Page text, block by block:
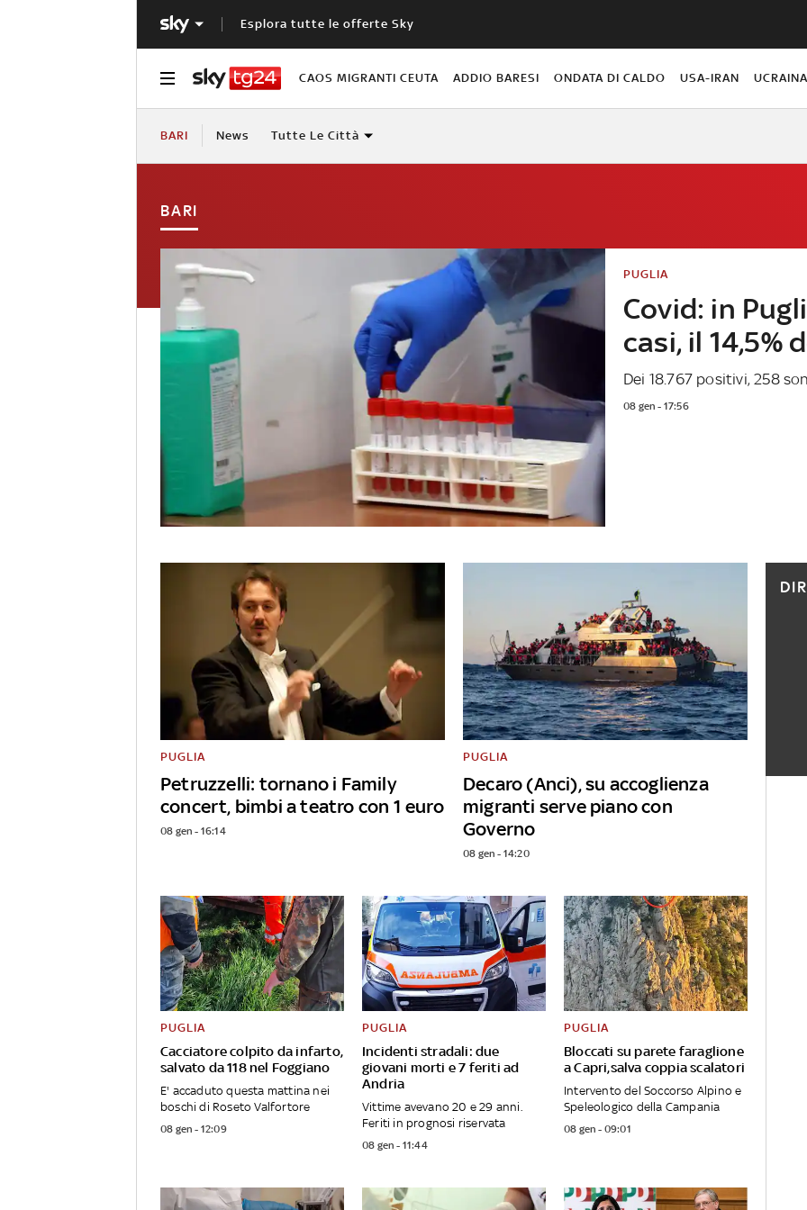
Esplora tutte le offerte Sky
CAOS MIGRANTI CEUTA ADDIO BARESI ONDATA DI CALDO USA-IRAN UCRAINA
BARI News Tutte Le Città
BARI
Covid: in
casi, il 14,5%
PUGLIA
Dei 18.767 positivi, 258
08 gen - 17:56
Petruzzelli: tornano i Family
concert, bimbi a teatro con 1 euro
PUGLIA
08 gen - 16:14
Decaro (Anci), su accoglienza
migranti serve piano con
Governo
PUGLIA
08 gen - 14:20
Cacciatore colpito da infarto,
salvato da 118 nel Foggiano
PUGLIA
E' accaduto questa mattina nei
boschi di Roseto Valfortore
08 gen - 12:09
Incidenti stradali: due
giovani morti e 7 feriti ad
Andria
PUGLIA
Vittime avevano 20 e 29 anni.
Feriti in prognosi riservata
08 gen - 11:44
Bloccati su parete faraglione
a Capri,salva coppia scalatori
PUGLIA
Intervento del Soccorso Alpino e
Speleologico della Campania
08 gen - 09:01